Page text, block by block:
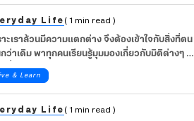
Life( 1 min read )
ะเราล้วนมีความแตกต่าง จึงต้องเข้าใจกับสิ่งที่ตน
ว่าเดิม พาทุกคนเรียนรู้มุมมองเกี่ยวกับมิติต่างๆ ใน
ที่ไม่มีแค่ ‘ไทป์’ ไปกับ 3 Speakers ในงาน TYPE
YOU
& Learn
Life( 1 min read )